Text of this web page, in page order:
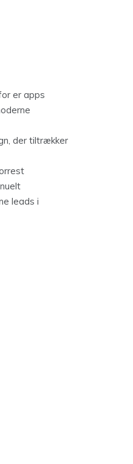
er apps
der tiltrækker
leads i